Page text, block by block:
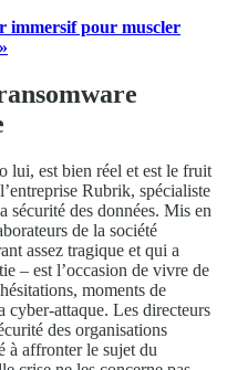
immersif pour muscler
lui, est bien réel et est le fruit
Rubrik, spécialiste
sécurité des données. Mis en
de la société
assez tragique et qui a
– est l’occasion de vivre de
moments de
attaque. Les directeurs
des organisations
à affronter le sujet du